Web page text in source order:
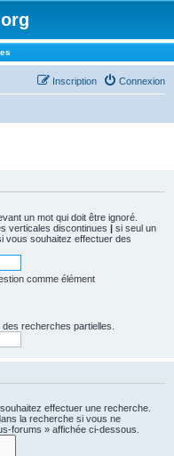
Connexion
Inscription
un mot qui doit être ignoré.
verticales discontinues | si seul un
vous souhaitez effectuer des
comme élément
recherches partielles.
effectuer une recherche.
la recherche si vous ne
forums » affichée ci-dessous.